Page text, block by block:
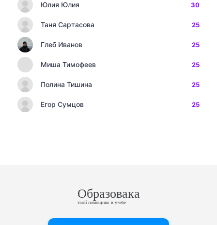
Юлия Юлия 30
Таня Сартасова 25
Глеб Иванов 25
Миша Тимофеев 25
Полина Тишина 25
Егор Сумцов 25
Образовака
твой помощник в учебе